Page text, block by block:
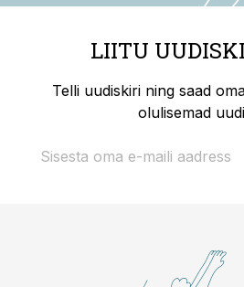
LIITU
Telli uudiskiri ning saad
olulisemad